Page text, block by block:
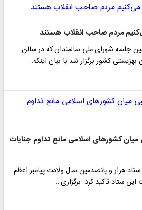
مردم صاحب انقلاب هستند
جلسه شورای ملی سالمندان که در سالن
کشور برگزار شد با بیان اینکه…
کشورهای اسلامی مانع تداوم جنایات
هزار و پانصدمین سال ولادت پیامبر اعظم
ستاد تأکید کرد: برگزاری…